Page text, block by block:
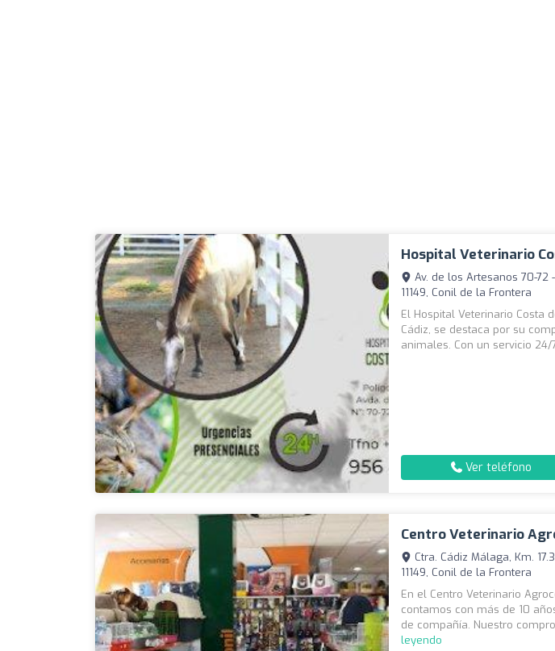
Hospital Veterinario
Av. de los Artesanos 70-72 -
11149, Conil de la Frontera
El Hospital Veterinario Costa
Cádiz, se destaca por su
animales. Con un servicio 24/
Ver teléfono
Centro Veterinario
Ctra. Cádiz Málaga, Km.
11149, Conil de la Frontera
En el Centro Veterinario
contamos con más de 10
de compañía. Nuestro
leyendo